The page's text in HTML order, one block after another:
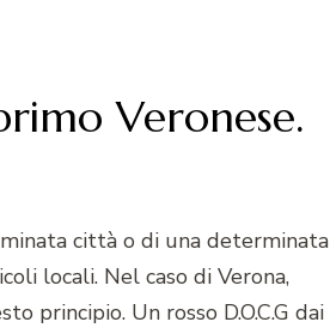
Veronese.
città o di una determinata
locali. Nel caso di Verona,
principio. Un rosso D.O.C.G dai